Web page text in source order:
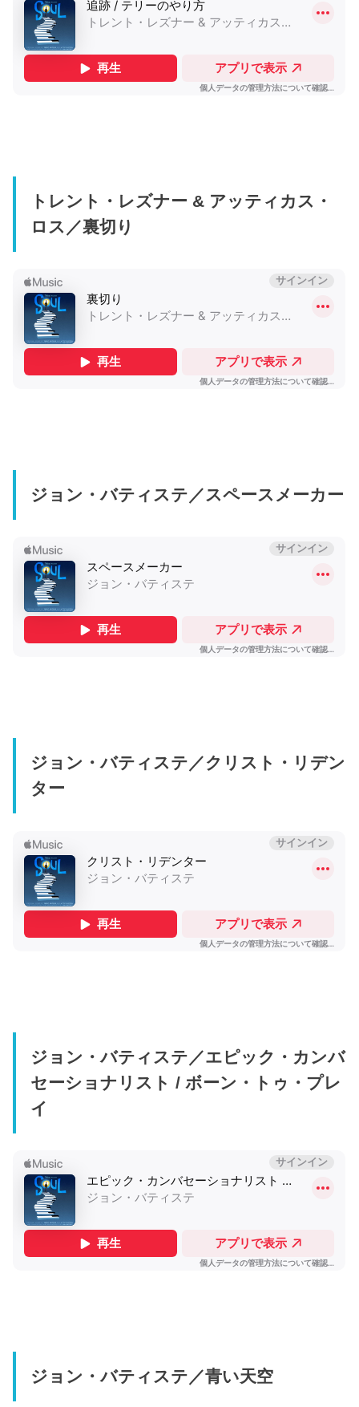
トレント・レズナー & アッティカス・
ロス／裏切り
ジョン・バティステ／スペースメーカー
ジョン・バティステ／クリスト・リデン
ター
ジョン・バティステ／エピック・カンバ
セーショナリスト / ボーン・トゥ・プレ
イ
ジョン・バティステ／青い天空